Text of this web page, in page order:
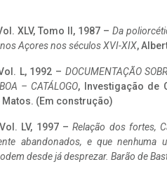
XLV, Tomo II, 1987 – Da
Açores nos séculos XVI-XIX,
L, 1992 – DOCUMENTAÇÃO
– CATÁLOGO, Investigação de
(Em construção)
LV, 1997 –Relação dos fortes,
abandonados, e que
desde já desprezar. Barão de